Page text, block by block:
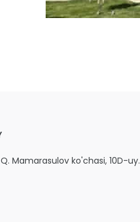
Mamarasulov ko'chasi, 10D-uy.